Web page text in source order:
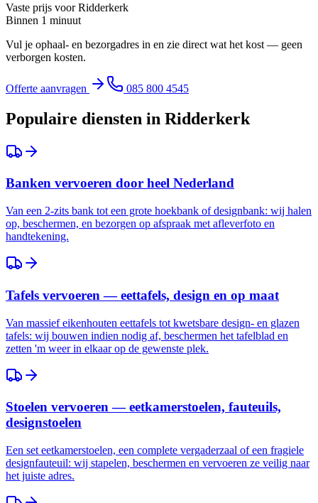
Vaste prijs voorRidderkerk
Binnen 1 minuut
Vul je ophaal- en bezorgadres in en zie direct wat het kost — geen
verborgen kosten.
Offerte aanvragen 085 800 4545
Populaire diensten in Ridderkerk
Banken vervoeren door heel Nederland
Van een 2-zits bank tot een grote hoekbank of designbank: wij halen
op, beschermen, en bezorgen op afspraak met afleverfoto en
handtekening.
Tafels vervoeren — eettafels, design en op maat
Van massief eikenhouten eettafels tot kwetsbare design- en glazen
tafels: wij bouwen indien nodig af, beschermen het tafelblad en
zetten 'm weer in elkaar op de gewenste plek.
Stoelen vervoeren — eetkamerstoelen, fauteuils,
designstoelen
Een set eetkamerstoelen, een complete vergaderzaal of een fragiele
designfauteuil: wij stapelen, beschermen en vervoeren ze veilig naar
het juiste adres.